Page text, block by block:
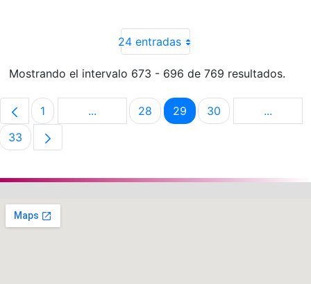
24 entradas
Mostrando el intervalo 673 - 696 de 769 resultados.
Página
1 ...Páginas intermedias Use TAB para
Página
28 Página
29 Página
30 ...
Página
33